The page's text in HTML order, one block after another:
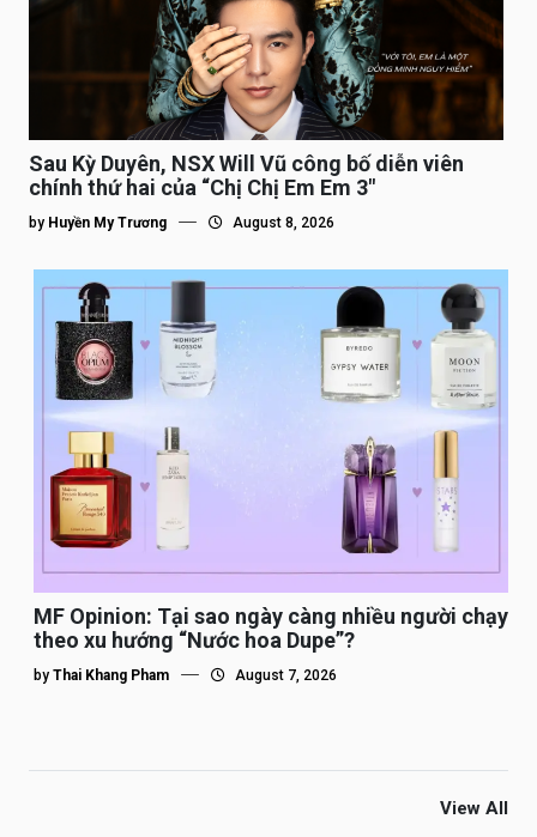
Sau Kỳ Duyên, NSX Will Vũ công bố diễn viên
chính thứ hai của “Chị Chị Em Em 3″
by Huyền My Trương August 8, 2026
MF Opinion: Tại sao ngày càng nhiều người chạy
theo xu hướng “Nước hoa Dupe”?
by Thai Khang Pham August 7, 2026
View All